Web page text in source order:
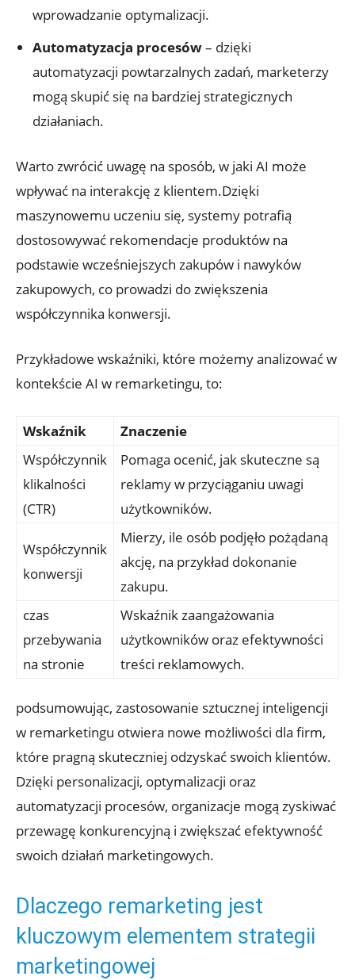
wprowadzanie optymalizacji.
Automatyzacja‌ procesów– ⁢dzięki
‌automatyzacji powtarzalnych zadań, marketerzy
mogą skupić się na bardziej strategicznych
działaniach.
Warto ‍zwrócić uwagę na sposób, ‌w jaki AI ⁢może
wpływać na interakcję‌ z klientem.Dzięki
maszynowemu uczeniu się, systemy potrafią
‌dostosowywać ​rekomendacje produktów na
podstawie wcześniejszych zakupów i nawyków
zakupowych, co prowadzi do zwiększenia
współczynnika konwersji.⁤
Przykładowe wskaźniki, które możemy analizować w​
kontekście AI w remarketingu,‍ to:
Wskaźnik
Znaczenie
Współczynnik
klikalności
(CTR)
Pomaga ocenić, jak skuteczne są⁢
reklamy w przyciąganiu uwagi
użytkowników.
Współczynnik​
konwersji
Mierzy, ile⁣ osób‍ podjęło pożądaną
akcję, na przykład dokonanie
zakupu.
czas
przebywania
na stronie
Wskaźnik zaangażowania
użytkowników oraz ⁢efektywności
treści reklamowych.
podsumowując, zastosowanie sztucznej inteligencji
w remarketingu ‌otwiera nowe możliwości dla firm,
które​ pragną​ skuteczniej odzyskać ​swoich klientów.
Dzięki⁤ personalizacji, optymalizacji oraz
automatyzacji procesów, organizacje mogą zyskiwać
⁤przewagę⁤ konkurencyjną i⁢ zwiększać⁢ efektywność
swoich działań‌ marketingowych.
Dlaczego ⁣remarketing jest
kluczowym‍ elementem strategii⁣
marketingowej